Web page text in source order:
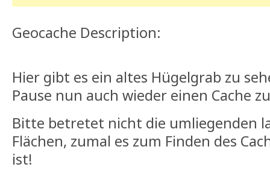
Geocache Description:
Hier gibt es ein altes Hügelgrab zu
Pause nun auch wieder einen Cache
Bitte betretet nicht die umliegenden
Flächen, zumal es zum Finden des
ist!